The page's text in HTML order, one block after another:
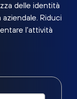
delle identità
Riduci
l'attività